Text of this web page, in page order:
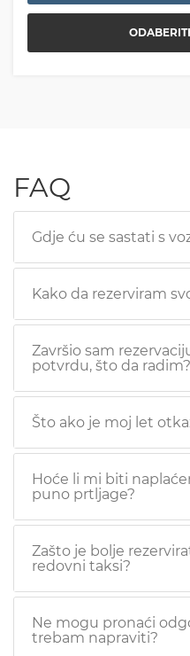
FAQ
Gdje ću se sastati s
Kako da rezerviram
Završio sam
potvrdu, što da radim?
Što ako je moj let
Hoće li mi biti
puno prtljage?
Zašto je bolje
redovni taksi?
Ne mogu pronaći
trebam napraviti?